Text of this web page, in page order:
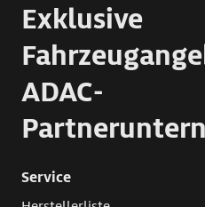
Exklusive
ADAC-
Service